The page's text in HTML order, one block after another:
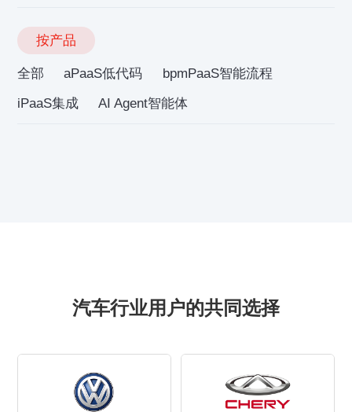
按产品
全部 aPaaS低代码
bpmPaaS智能流程
iPaaS集成
AI Agent智能体
汽车行业用户的共同选择